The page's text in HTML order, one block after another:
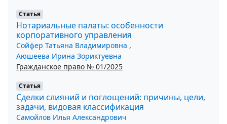
Статья
Нотариальные палаты: особенности
корпоративного управления
Сойфер Татьяна Владимировна ,
Аюшеева Ирина Зориктуевна
Гражданское право № 01/2025
Статья
Сделки слияний и поглощений: причины, цели,
задачи, видовая классификация
Самойлов Илья Александрович